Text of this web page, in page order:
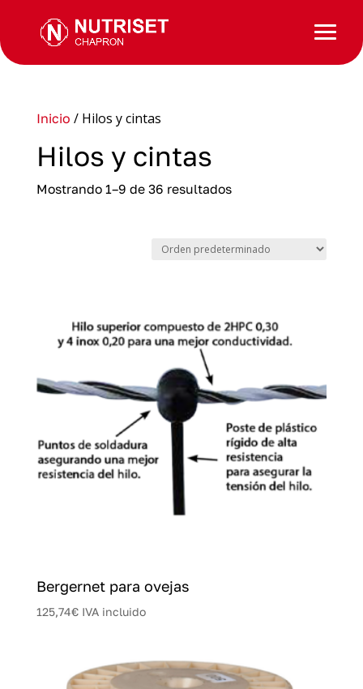
Inicio / Hilos y cintas
Hilos y cintas
Mostrando 1–9 de 36 resultados
Bergernet para ovejas
125,74€ IVA incluido